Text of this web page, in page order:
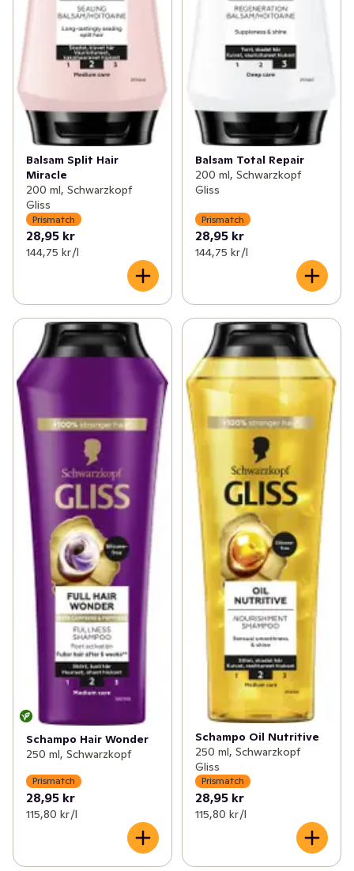
Balsam Split Hair
Miracle
200 ml, Schwarzkopf
Gliss
Prismatch
28,95 kr
144,75 kr /l
Balsam Total Repair
200 ml, Schwarzkopf
Gliss
Prismatch
28,95 kr
144,75 kr /l
Schampo Hair Wonder
250 ml, Schwarzkopf
Prismatch
28,95 kr
115,80 kr /l
Schampo Oil Nutritive
250 ml, Schwarzkopf
Gliss
Prismatch
28,95 kr
115,80 kr /l